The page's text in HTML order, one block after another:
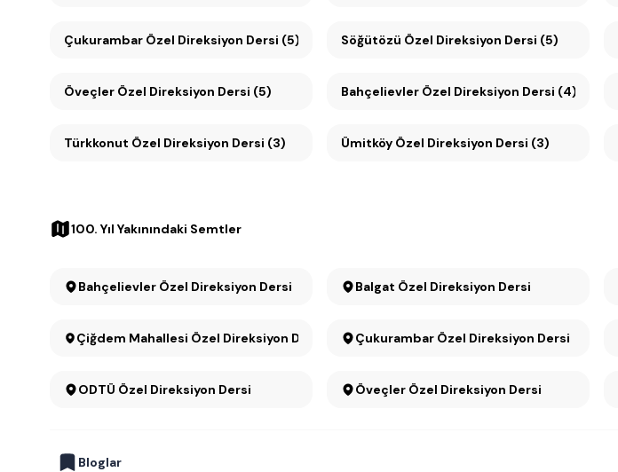
Çukurambar Özel Direksiyon Dersi (5) Söğütözü Özel Direksiyon Dersi (5)
Öveçler Özel Direksiyon Dersi (5) Bahçelievler Özel Direksiyon Dersi (4)
Türkkonut Özel Direksiyon Dersi (3) Ümitköy Özel Direksiyon Dersi (3)
100. Yıl Yakınındaki Semtler
Bahçelievler Özel Direksiyon Dersi Balgat Özel Direksiyon Dersi
Çiğdem Mahallesi Özel Direksiyon Dersi Çukurambar Özel Direksiyon Dersi
ODTÜ Özel Direksiyon Dersi Öveçler Özel Direksiyon Dersi
Bloglar